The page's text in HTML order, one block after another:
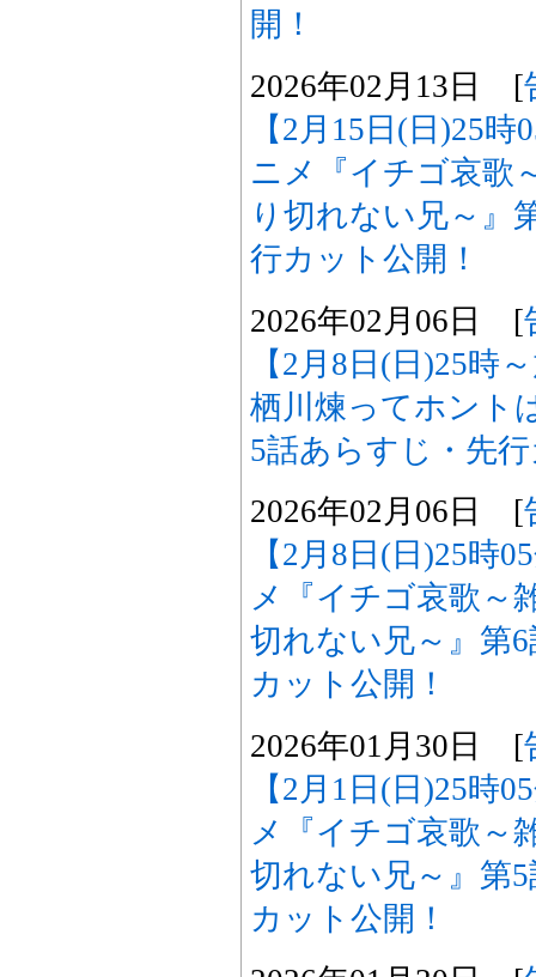
開！
2026年02月13日 [
【2月15日(日)25
ニメ『イチゴ哀歌
り切れない兄～
行カット公開！
2026年02月06日 [
【2月8日(日)25時
栖川煉ってホント
5話あらすじ・先
2026年02月06日 [
【2月8日(日)25時
メ『イチゴ哀歌～
切れない兄～』第
カット公開！
2026年01月30日 [
【2月1日(日)25時
メ『イチゴ哀歌～
切れない兄～』第
カット公開！